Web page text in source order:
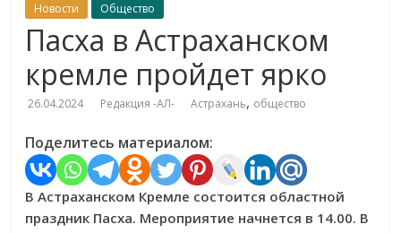
Новости Общество
Пасха в Астраханском
кремле пройдет ярко
26.04.2024 Редакция -АЛ- Астрахань, общество
Поделитесь материалом:
В Астраханском Кремле состоится областной
праздник Пасха. Мероприятие начнется в 14.00. В